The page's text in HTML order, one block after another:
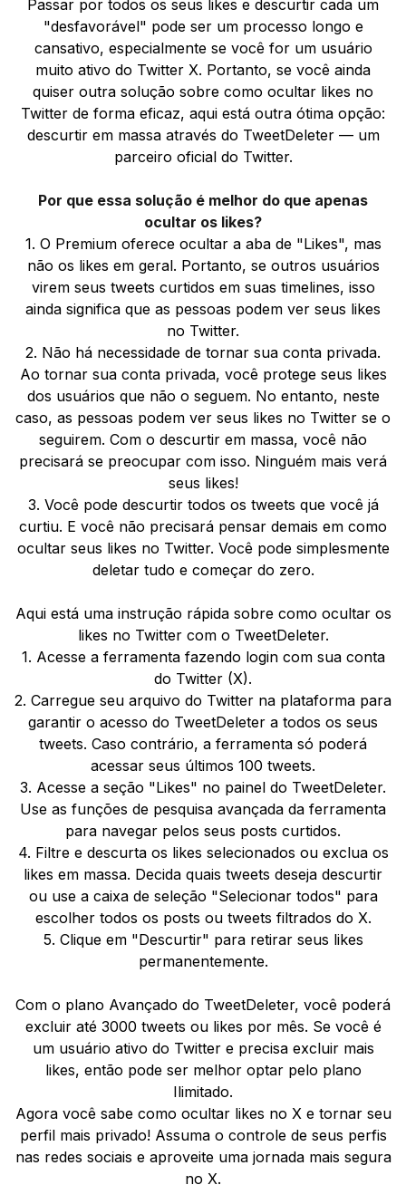
Passar por todos os seus likes e descurtir cada um
"desfavorável" pode ser um processo longo e
cansativo, especialmente se você for um usuário
muito ativo do Twitter X. Portanto, se você ainda
quiser outra solução sobre como ocultar likes no
Twitter de forma eficaz, aqui está outra ótima opção:
descurtir em massa através do TweetDeleter — um
parceiro oficial do Twitter.
Por que essa solução é melhor do que apenas
ocultar os likes?
1. O Premium oferece ocultar a aba de "Likes", mas
não os likes em geral. Portanto, se outros usuários
virem seus tweets curtidos em suas timelines, isso
ainda significa que as pessoas podem ver seus likes
no Twitter.
2. Não há necessidade de tornar sua conta privada.
Ao tornar sua conta privada, você protege seus likes
dos usuários que não o seguem. No entanto, neste
caso, as pessoas podem ver seus likes no Twitter se o
seguirem. Com o descurtir em massa, você não
precisará se preocupar com isso. Ninguém mais verá
seus likes!
3. Você pode descurtir todos os tweets que você já
curtiu. E você não precisará pensar demais em como
ocultar seus likes no Twitter. Você pode simplesmente
deletar tudo e começar do zero.
Aqui está uma instrução rápida sobre como ocultar os
likes no Twitter com o TweetDeleter.
1. Acesse a ferramenta fazendo login com sua conta
do Twitter (X).
2. Carregue seu arquivo do Twitter na plataforma para
garantir o acesso do TweetDeleter a todos os seus
tweets. Caso contrário, a ferramenta só poderá
acessar seus últimos 100 tweets.
3. Acesse a seção "Likes" no painel do TweetDeleter.
Use as funções de pesquisa avançada da ferramenta
para navegar pelos seus posts curtidos.
4. Filtre e descurta os likes selecionados ou exclua os
likes em massa. Decida quais tweets deseja descurtir
ou use a caixa de seleção "Selecionar todos" para
escolher todos os posts ou tweets filtrados do X.
5. Clique em "Descurtir" para retirar seus likes
permanentemente.
Com o plano Avançado do TweetDeleter, você poderá
excluir até 3000 tweets ou likes por mês. Se você é
um usuário ativo do Twitter e precisa excluir mais
likes, então pode ser melhor optar pelo plano
Ilimitado.
Agora você sabe como ocultar likes no X e tornar seu
perfil mais privado! Assuma o controle de seus perfis
nas redes sociais e aproveite uma jornada mais segura
no X.